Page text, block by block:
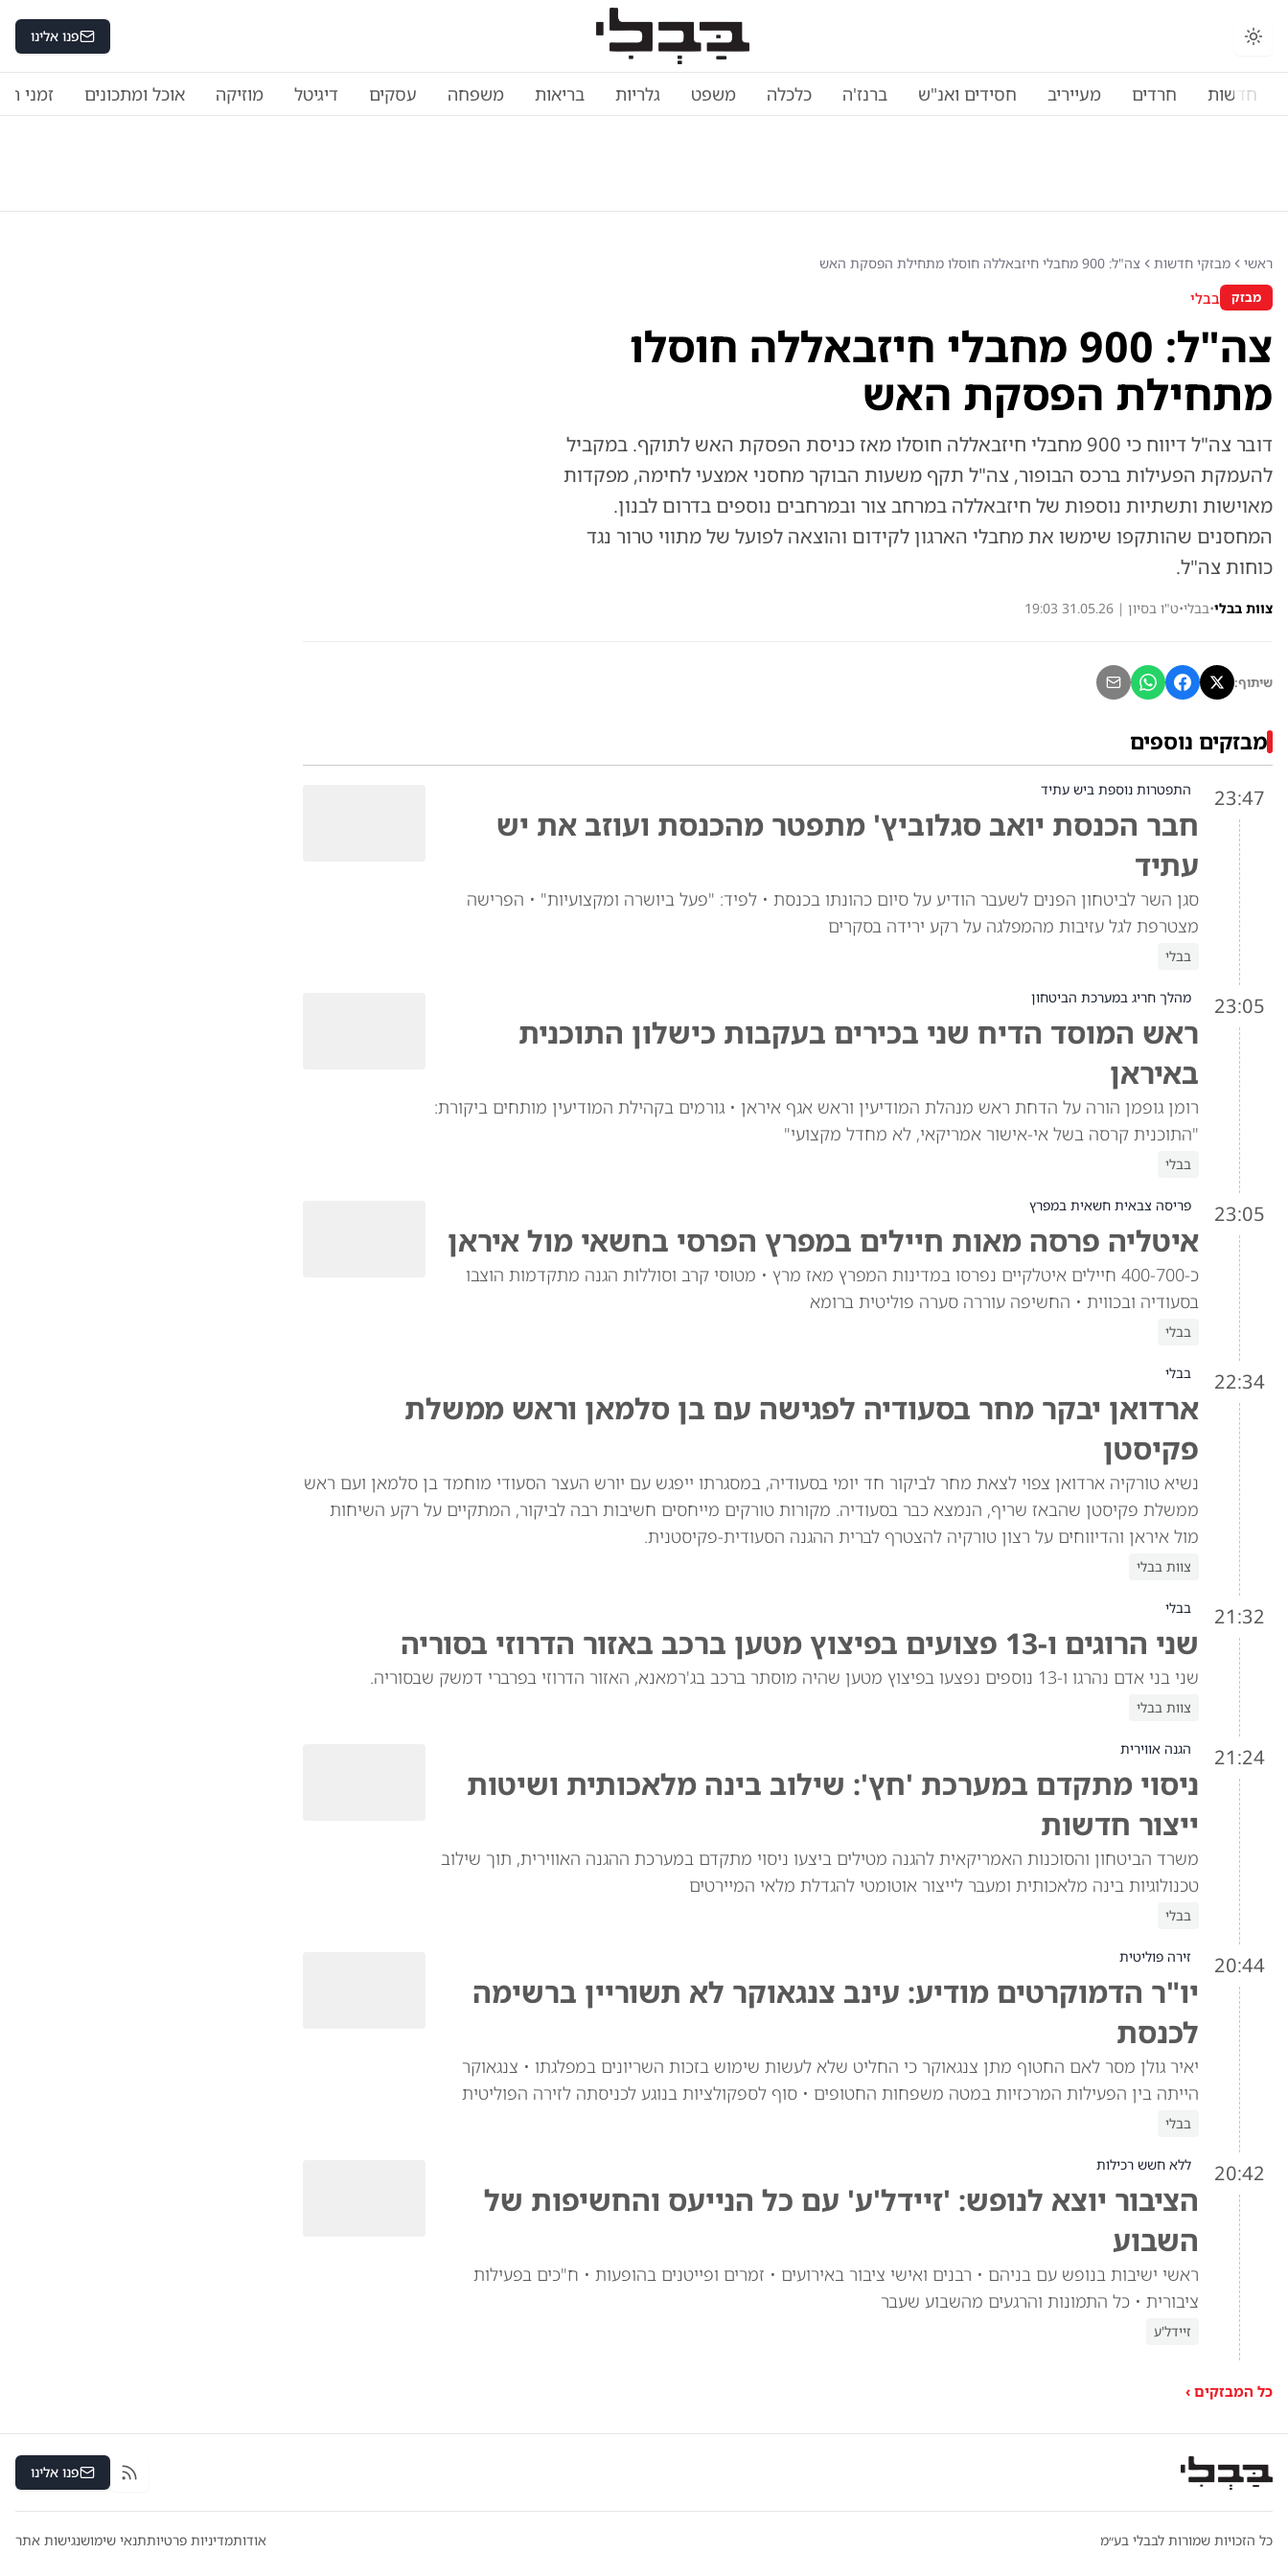
פנו אלינו
חדשות חרדים מעייריב חסידים ואנ"ש ברנז'ה כלכלה משפט גלריות בריאות משפחה עסקים דיגיטל מוזיקה אוכל ומתכונים זמני
ראשי מבזקי חדשות צה"ל: 900 מחבלי חיזבאללה חוסלו מתחילת הפסקת האש
מבזק בבלי
צה"ל: 900 מחבלי חיזבאללה חוסלו
מתחילת הפסקת האש
דובר צה"ל דיווח כי 900 מחבלי חיזבאללה חוסלו מאז כניסת הפסקת האש לתוקף. במקביל
להעמקת הפעילות ברכס הבופור, צה"ל תקף משעות הבוקר מחסני אמצעי לחימה, מפקדות
מאוישות ותשתיות נוספות של חיזבאללה במרחב צור ובמרחבים נוספים בדרום לבנון.
המחסנים שהותקפו שימשו את מחבלי הארגון לקידום והוצאה לפועל של מתווי טרור נגד
כוחות צה"ל.
צוות בבלי•בבלי•ט"ו בסיון | 31.05.26 19:03
שיתוף:
מבזקים נוספים
23:47 התפטרות נוספת ביש עתיד
חבר הכנסת יואב סגלוביץ' מתפטר מהכנסת ועוזב את יש
עתיד
סגן השר לביטחון הפנים לשעבר הודיע על סיום כהונתו בכנסת • לפיד: "פעל ביושרה ומקצועיות" • הפרישה
מצטרפת לגל עזיבות מהמפלגה על רקע ירידה בסקרים
בבלי
23:05 מהלך חריג במערכת הביטחון
ראש המוסד הדיח שני בכירים בעקבות כישלון התוכנית
באיראן
רומן גופמן הורה על הדחת ראש מנהלת המודיעין וראש אגף איראן • גורמים בקהילת המודיעין מותחים ביקורת:
"התוכנית קרסה בשל אי-אישור אמריקאי, לא מחדל מקצועי"
בבלי
23:05 פריסה צבאית חשאית במפרץ
איטליה פרסה מאות חיילים במפרץ הפרסי בחשאי מול איראן
כ-400-700 חיילים איטלקיים נפרסו במדינות המפרץ מאז מרץ • מטוסי קרב וסוללות הגנה מתקדמות הוצבו
בסעודיה ובכווית • החשיפה עוררה סערה פוליטית ברומא
בבלי
22:34 בבלי
ארדואן יבקר מחר בסעודיה לפגישה עם בן סלמאן וראש ממשלת
פקיסטן
נשיא טורקיה ארדואן צפוי לצאת מחר לביקור חד יומי בסעודיה, במסגרתו ייפגש עם יורש העצר הסעודי מוחמד בן סלמאן ועם ראש
ממשלת פקיסטן שהבאז שריף, הנמצא כבר בסעודיה. מקורות טורקים מייחסים חשיבות רבה לביקור, המתקיים על רקע השיחות
מול איראן והדיווחים על רצון טורקיה להצטרף לברית ההגנה הסעודית-פקיסטנית.
צוות בבלי
21:32 בבלי
שני הרוגים ו-13 פצועים בפיצוץ מטען ברכב באזור הדרוזי בסוריה
שני בני אדם נהרגו ו-13 נוספים נפצעו בפיצוץ מטען שהיה מוסתר ברכב בג'רמאנא, האזור הדרוזי בפרברי דמשק שבסוריה.
צוות בבלי
21:24 הגנה אווירית
ניסוי מתקדם במערכת 'חץ': שילוב בינה מלאכותית ושיטות
ייצור חדשות
משרד הביטחון והסוכנות האמריקאית להגנה מטילים ביצעו ניסוי מתקדם במערכת ההגנה האווירית, תוך שילוב
טכנולוגיות בינה מלאכותית ומעבר לייצור אוטומטי להגדלת מלאי המיירטים
בבלי
20:44 זירה פוליטית
יו"ר הדמוקרטים מודיע: עינב צנגאוקר לא תשוריין ברשימה
לכנסת
יאיר גולן מסר לאם החטוף מתן צנגאוקר כי החליט שלא לעשות שימוש בזכות השריונים במפלגתו • צנגאוקר
הייתה בין הפעילות המרכזיות במטה משפחות החטופים • סוף לספקולציות בנוגע לכניסתה לזירה הפוליטית
בבלי
20:42 ללא חשש רכילות
הציבור יוצא לנופש: 'זיידל'ע' עם כל הנייעס והחשיפות של
השבוע
ראשי ישיבות בנופש עם בניהם • רבנים ואישי ציבור באירועים • זמרים ופייטנים בהופעות • ח"כים בפעילות
ציבורית • כל התמונות והרגעים מהשבוע שעבר
זיידל'ע
כל המבזקים ›
RSS פנו אלינו
כל הזכויות שמורות לבבלי בע״מ אודותמדיניות פרטיותתנאי שימושנגישות אתר